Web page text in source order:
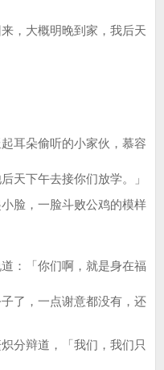
，大概明晚到家，我后天
耳朵偷听的小家伙，慕容
天下午去接你们放学。」
脸，一脸斗败公鸡的模样
：「你们啊，就是身在福
了，一点谢意都没有，还
辩道，「我们，我们只